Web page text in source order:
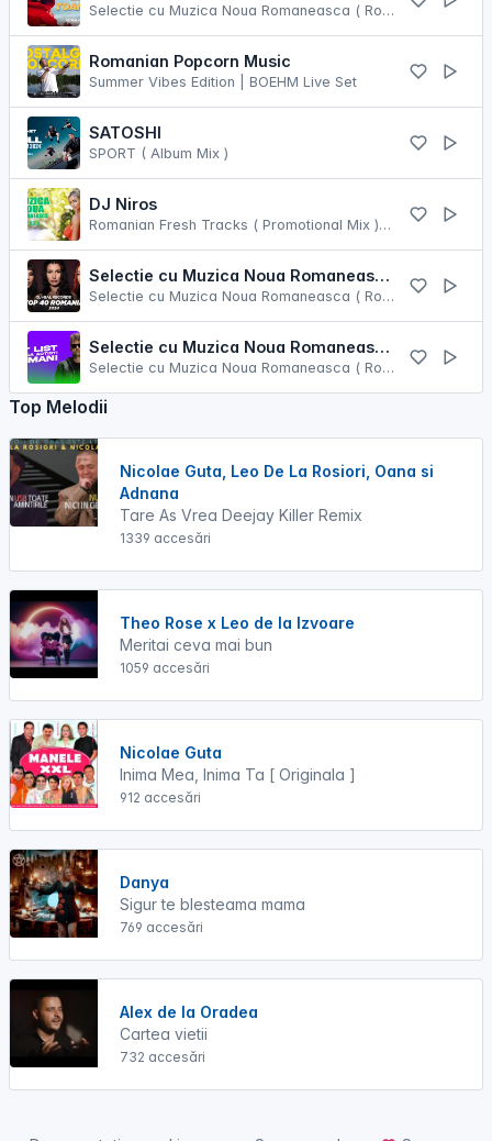
Selectie cu Muzica Noua Romaneasca ( Romanian Dance Music Mix ) [ Octombrie 2025 ]
Romanian Popcorn Music
Summer Vibes Edition | BOEHM Live Set
SATOSHI
SPORT ( Album Mix )
DJ Niros
Romanian Fresh Tracks ( Promotional Mix ) [ Iunie 2023 ]
Selectie cu Muzica Noua Romaneasca ( Romanian Dance Music Mix ) [ August 2024 ] [ Vol. 2 ]
Selectie cu Muzica Noua Romaneasca ( Romanian Dance Music Mix ) [ August 2024 ] [ Vol. 2 ]
Selectie cu Muzica Noua Romaneasca ( Romanian Dance Music Mix ) [ Septembrie 2025 ]
Selectie cu Muzica Noua Romaneasca ( Romanian Dance Music Mix ) [ Septembrie 2025 ]
Top Melodii
Nicolae Guta, Leo De La Rosiori, Oana si
Adnana
Tare As Vrea Deejay Killer Remix
1339 accesări
Theo Rose x Leo de la Izvoare
Meritai ceva mai bun
1059 accesări
Nicolae Guta
Inima Mea, Inima Ta [ Originala ]
912 accesări
Danya
Sigur te blesteama mama
769 accesări
Alex de la Oradea
Cartea vietii
732 accesări